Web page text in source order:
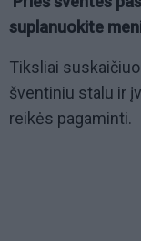
suplanuokite
Tiksliai
šventiniu stalu ir
reikės pagaminti.